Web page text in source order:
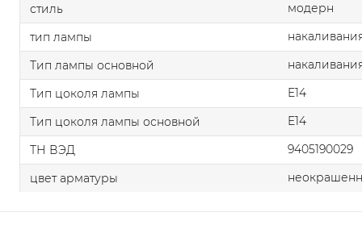
стиль
модерн
тип лампы
Тип лампы основной
Тип цоколя лампы
E14
Тип цоколя лампы основной
E14
ТН ВЭД
9405190029
цвет арматуры